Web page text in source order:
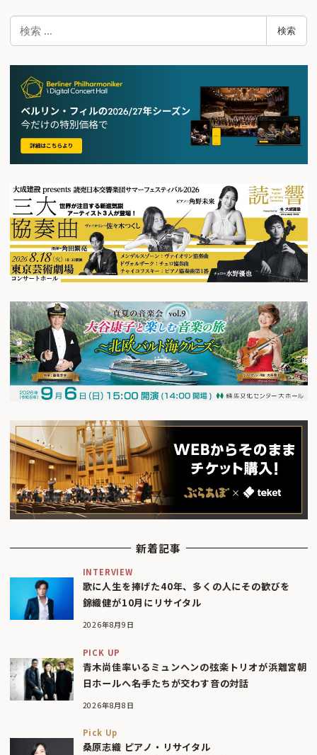
検
検索
新着記事
INTERVIEW
歌に人生を捧げた40年、多くの人にその歓びを
錦織健が10月にリサイタル
2026年8月9日
PICK UP
青木尚佳率いるミュンヘンの弦楽トリオが浜離宮朝
日ホールへ――名手たちが交わす音の対話
2026年8月8日
Pick Up
桑原志織 ピアノ・リサイタル